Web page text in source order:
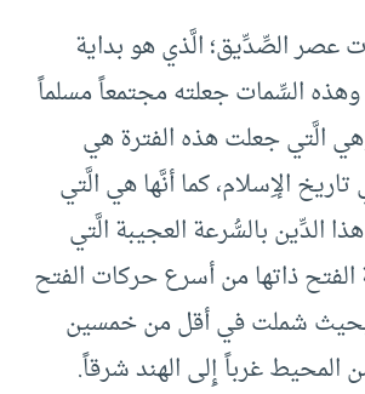
عصر الصِّدِّيق؛ الَّذي هو بداية
وهذه السِّمات جعلته مجتمعاً مسلماً
الَّتي جعلت هذه الفترة هي
تاريخ الإِسلام، كما أنَّها هي الَّتي
الدِّين بالسُّرعة العجيبة الَّتي
الفتح ذاتها من أسرع حركات الفتح
بحيث شملت في أقل من خمسين
المحيط غرباً إِلى الهند شرقاً.